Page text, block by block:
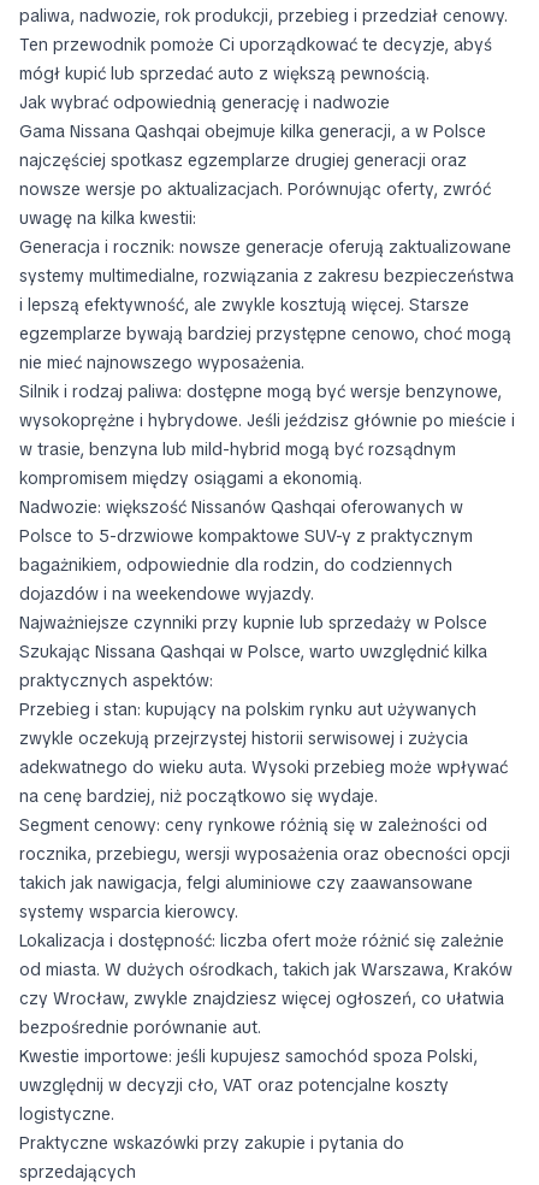
paliwa, nadwozie, rok produkcji, przebieg i przedział cenowy.
Ten przewodnik pomoże Ci uporządkować te decyzje, abyś
mógł kupić lub sprzedać auto z większą pewnością.
Jak wybrać odpowiednią generację i nadwozie
Gama Nissana Qashqai obejmuje kilka generacji, a w Polsce
najczęściej spotkasz egzemplarze drugiej generacji oraz
nowsze wersje po aktualizacjach. Porównując oferty, zwróć
uwagę na kilka kwestii:
Generacja i rocznik: nowsze generacje oferują zaktualizowane
systemy multimedialne, rozwiązania z zakresu bezpieczeństwa
i lepszą efektywność, ale zwykle kosztują więcej. Starsze
egzemplarze bywają bardziej przystępne cenowo, choć mogą
nie mieć najnowszego wyposażenia.
Silnik i rodzaj paliwa: dostępne mogą być wersje benzynowe,
wysokoprężne i hybrydowe. Jeśli jeździsz głównie po mieście i
w trasie, benzyna lub mild-hybrid mogą być rozsądnym
kompromisem między osiągami a ekonomią.
Nadwozie: większość Nissanów Qashqai oferowanych w
Polsce to 5-drzwiowe kompaktowe SUV-y z praktycznym
bagażnikiem, odpowiednie dla rodzin, do codziennych
dojazdów i na weekendowe wyjazdy.
Najważniejsze czynniki przy kupnie lub sprzedaży w Polsce
Szukając Nissana Qashqai w Polsce, warto uwzględnić kilka
praktycznych aspektów:
Przebieg i stan: kupujący na polskim rynku aut używanych
zwykle oczekują przejrzystej historii serwisowej i zużycia
adekwatnego do wieku auta. Wysoki przebieg może wpływać
na cenę bardziej, niż początkowo się wydaje.
Segment cenowy: ceny rynkowe różnią się w zależności od
rocznika, przebiegu, wersji wyposażenia oraz obecności opcji
takich jak nawigacja, felgi aluminiowe czy zaawansowane
systemy wsparcia kierowcy.
Lokalizacja i dostępność: liczba ofert może różnić się zależnie
od miasta. W dużych ośrodkach, takich jak Warszawa, Kraków
czy Wrocław, zwykle znajdziesz więcej ogłoszeń, co ułatwia
bezpośrednie porównanie aut.
Kwestie importowe: jeśli kupujesz samochód spoza Polski,
uwzględnij w decyzji cło, VAT oraz potencjalne koszty
logistyczne.
Praktyczne wskazówki przy zakupie i pytania do
sprzedających